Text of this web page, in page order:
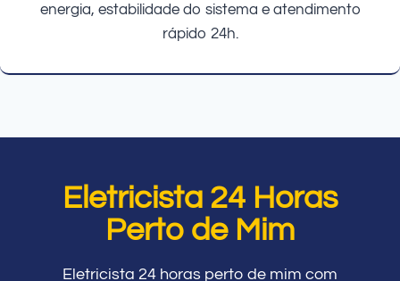
energia, estabilidade do sistema e atendimento
rápido 24h.
Eletricista 24 Horas
Perto de Mim
Eletricista 24 horas perto de mim com